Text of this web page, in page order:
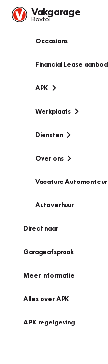
Vakgarage
Boxtel
Occasions
Financial Lease aanbod
APK
Werkplaats
Diensten
Over ons
Vacature Automonteur
Autoverhuur
Direct naar
Garageafspraak
Meer informatie
Alles over APK
APK regelgeving